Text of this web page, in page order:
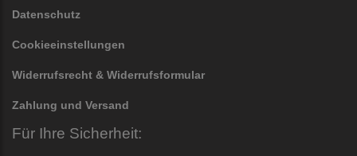
Datenschutz
Cookieeinstellungen
Widerrufsrecht & Widerrufsformular
Zahlung und Versand
Für Ihre Sicherheit: